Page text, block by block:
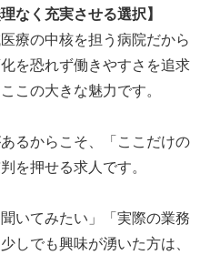
なく充実させる選択】
療の中核を担う病院だから
を恐れず働きやすさを追求
この大きな魅力です。
るからこそ、「ここだけの
を押せる求人です。
いてみたい」「実際の業務
しでも興味が湧いた方は、